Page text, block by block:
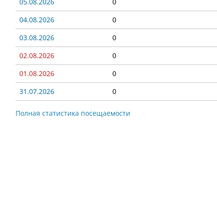
04.08.2026
0
03.08.2026
0
02.08.2026
0
01.08.2026
0
31.07.2026
0
Полная статистика посещаемости